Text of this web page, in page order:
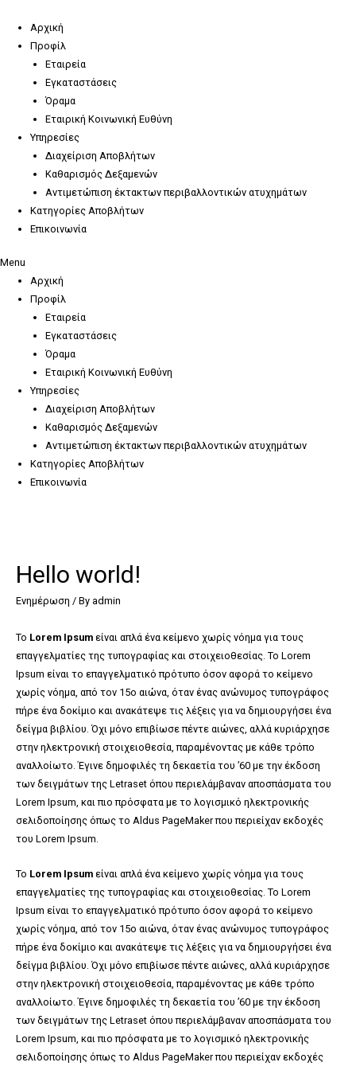
content
Αρχική
Προφίλ
Εταιρεία
Εγκαταστάσεις
Όραμα
Εταιρική Κοινωνική Ευθύνη
Υπηρεσίες
Διαχείριση Αποβλήτων
Καθαρισμός Δεξαμενών
Αντιμετώπιση έκτακτων περιβαλλοντικών ατυχημάτων
Κατηγορίες Αποβλήτων
Επικοινωνία
Menu
Αρχική
Προφίλ
Εταιρεία
Εγκαταστάσεις
Όραμα
Εταιρική Κοινωνική Ευθύνη
Υπηρεσίες
Διαχείριση Αποβλήτων
Καθαρισμός Δεξαμενών
Αντιμετώπιση έκτακτων περιβαλλοντικών ατυχημάτων
Κατηγορίες Αποβλήτων
Επικοινωνία
Hello world!
Ενημέρωση / By admin
Το Lorem Ipsum είναι απλά ένα κείμενο χωρίς νόημα για τους
επαγγελματίες της τυπογραφίας και στοιχειοθεσίας. Το Lorem
Ipsum είναι το επαγγελματικό πρότυπο όσον αφορά το κείμενο
χωρίς νόημα, από τον 15ο αιώνα, όταν ένας ανώνυμος τυπογράφος
πήρε ένα δοκίμιο και ανακάτεψε τις λέξεις για να δημιουργήσει ένα
δείγμα βιβλίου. Όχι μόνο επιβίωσε πέντε αιώνες, αλλά κυριάρχησε
στην ηλεκτρονική στοιχειοθεσία, παραμένοντας με κάθε τρόπο
αναλλοίωτο. Έγινε δημοφιλές τη δεκαετία του ’60 με την έκδοση
των δειγμάτων της Letraset όπου περιελάμβαναν αποσπάσματα του
Lorem Ipsum, και πιο πρόσφατα με το λογισμικό ηλεκτρονικής
σελιδοποίησης όπως το Aldus PageMaker που περιείχαν εκδοχές
του Lorem Ipsum.
Το Lorem Ipsum είναι απλά ένα κείμενο χωρίς νόημα για τους
επαγγελματίες της τυπογραφίας και στοιχειοθεσίας. Το Lorem
Ipsum είναι το επαγγελματικό πρότυπο όσον αφορά το κείμενο
χωρίς νόημα, από τον 15ο αιώνα, όταν ένας ανώνυμος τυπογράφος
πήρε ένα δοκίμιο και ανακάτεψε τις λέξεις για να δημιουργήσει ένα
δείγμα βιβλίου. Όχι μόνο επιβίωσε πέντε αιώνες, αλλά κυριάρχησε
στην ηλεκτρονική στοιχειοθεσία, παραμένοντας με κάθε τρόπο
αναλλοίωτο. Έγινε δημοφιλές τη δεκαετία του ’60 με την έκδοση
των δειγμάτων της Letraset όπου περιελάμβαναν αποσπάσματα του
Lorem Ipsum, και πιο πρόσφατα με το λογισμικό ηλεκτρονικής
σελιδοποίησης όπως το Aldus PageMaker που περιείχαν εκδοχές